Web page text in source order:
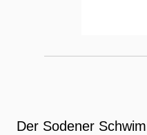
Der Sodener